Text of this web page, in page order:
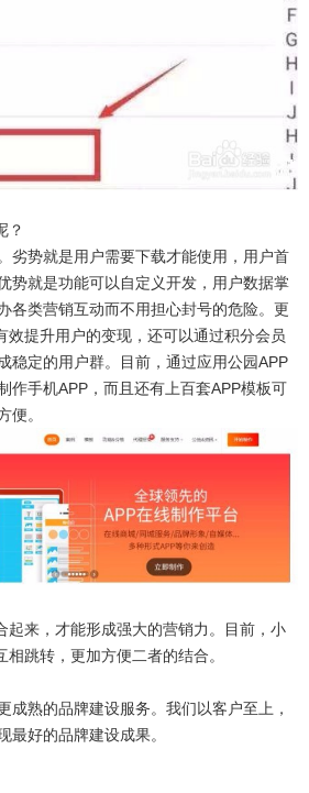
？
劣势就是用户需要下载才能使用，用户首
势就是功能可以自定义开发，用户数据掌
各类营销互动而不用担心封号的危险。更
效提升用户的变现，还可以通过积分会员
稳定的用户群。目前，通过应用公园APP
作手机APP，而且还有上百套APP模板可
便。
起来，才能形成强大的营销力。目前，小
跳转，更加方便二者的结合。
成熟的品牌建设服务。我们以客户至上，
最好的品牌建设成果。